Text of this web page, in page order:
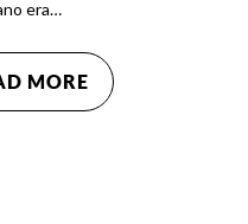
era…
MORE